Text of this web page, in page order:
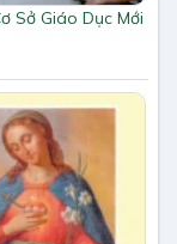
Sở Giáo Dục Mới